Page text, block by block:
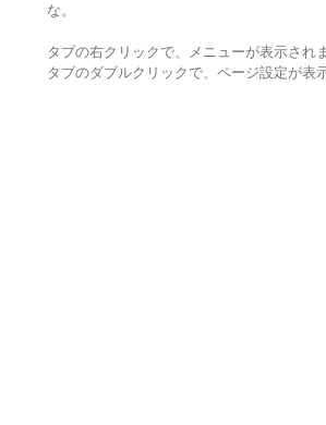
な。
タブの右クリックで、メニューが表示されま
タブのダブルクリックで、ページ設定が表